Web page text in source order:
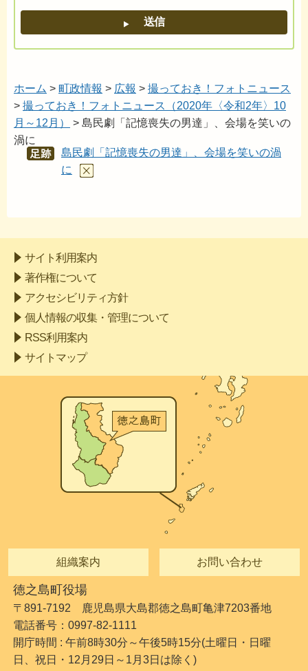
ホーム > 町政情報 > 広報 > 撮っておき！フォトニュース
> 撮っておき！フォトニュース（2020年〈令和2年〉10
月～12月）
> 島民劇「記憶喪失の男達」、会場を笑いの
渦に
あし
島民劇「記憶喪失の男達」、会場を笑いの渦
に
サイト利用案内
著作権について
アクセシビリティ方針
個人情報の収集・管理について
RSS利用案内
サイトマップ
組織案内 お問い合わせ
徳之島町役場
〒891-7192 鹿児島県大島郡徳之島町亀津7203番地
電話番号：0997-82-1111
開庁時間 : 午前8時30分～午後5時15分(土曜日・日曜
日、祝日・12月29日～1月3日は除く)